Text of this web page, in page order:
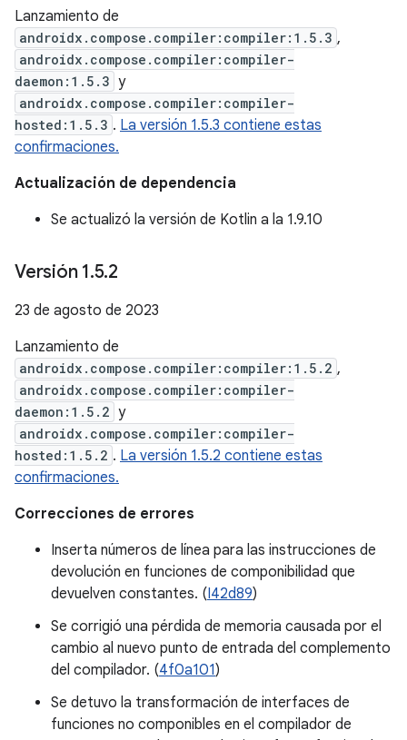
Lanzamiento de
androidx.compose.compiler:compiler:1.5.3 ,
androidx.compose.compiler:compiler-
daemon:1.5.3 y
androidx.compose.compiler:compiler-
hosted:1.5.3 . La versión 1.5.3 contiene estas
confirmaciones.
Actualización de dependencia
Se actualizó la versión de Kotlin a la 1.9.10
Versión 1.5.2
23 de agosto de 2023
Lanzamiento de
androidx.compose.compiler:compiler:1.5.2 ,
androidx.compose.compiler:compiler-
daemon:1.5.2 y
androidx.compose.compiler:compiler-
hosted:1.5.2 . La versión 1.5.2 contiene estas
confirmaciones.
Correcciones de errores
Inserta números de línea para las instrucciones de
devolución en funciones de componibilidad que
devuelven constantes. (I42d89)
Se corrigió una pérdida de memoria causada por el
cambio al nuevo punto de entrada del complemento
del compilador. (4f0a101)
Se detuvo la transformación de interfaces de
funciones no componibles en el compilador de